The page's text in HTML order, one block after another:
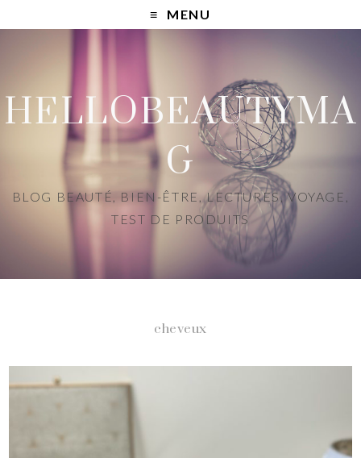
MENU
HELLOBEAUTYMA
G
BLOG BEAUTÉ, BIEN-ÊTRE, LECTURES, VOYAGE,
TEST DE PRODUITS
cheveux